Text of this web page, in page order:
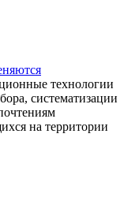
технологии
систематизации
на территории